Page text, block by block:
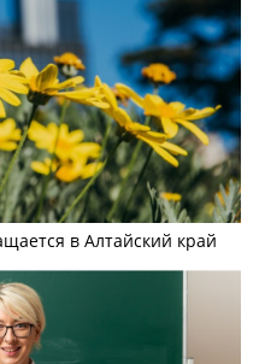
в Алтайский край